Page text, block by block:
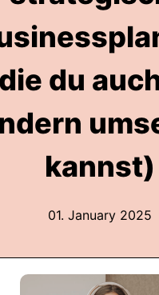
du
kannst)
01. January 2025